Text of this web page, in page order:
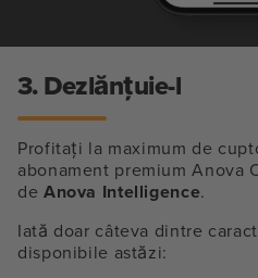
3. Dezlănțuie-l
Profitați la maximum de
abonament premium
de Anova Intelligence.
Iată doar câteva dintre
disponibile astăzi: